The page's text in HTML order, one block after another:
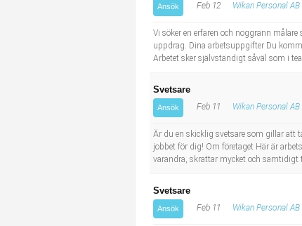
Ansök Feb 12 Wikan Personal AB
Vi söker en erfaren och noggrann
uppdrag. Dina arbetsuppgifter Du
Arbetet sker självständigt såväl som i
Svetsare
Ansök Feb 11 Wikan Personal AB
Är du en skicklig svetsare som gillar att
jobbet för dig! Om företaget Här är
varandra, skrattar mycket och samtidigt
Svetsare
Ansök Feb 11 Wikan Personal AB